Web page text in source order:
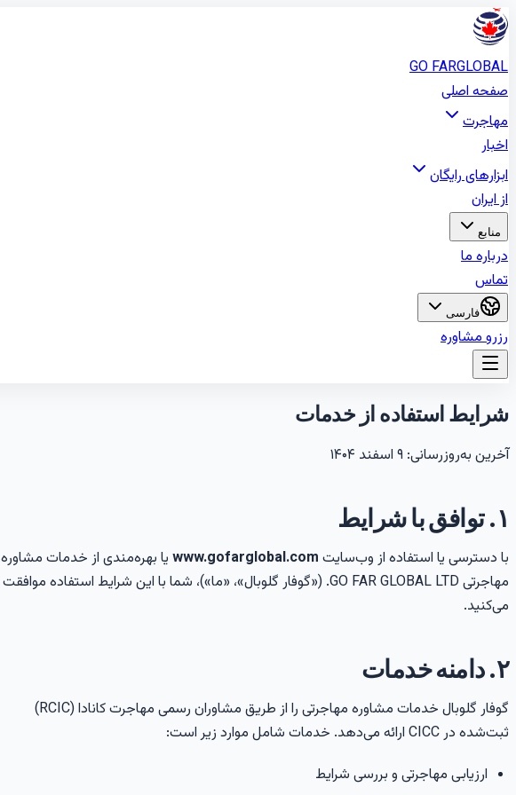
GO FARGLOBAL
صفحه اصلی
مهاجرت
اخبار
ابزارهای رایگان
از ایران
منابع
درباره ما
تماس
فارسی
رزرو مشاوره
شرایط استفاده از خدمات
آخرین به‌روزرسانی: ۹ اسفند ۱۴۰۴
۱. توافق با شرایط
با دسترسی یا استفاده از وب‌سایت www.gofarglobal.com یا بهره‌مندی از خدمات مشاوره
مهاجرتی GO FAR GLOBAL LTD. («گوفار گلوبال»، «ما»)، شما با این شرایط استفاده موافقت
می‌کنید.
۲. دامنه خدمات
گوفار گلوبال خدمات مشاوره مهاجرتی را از طریق مشاوران رسمی مهاجرت کانادا (RCIC)
ثبت‌شده در CICC ارائه می‌دهد. خدمات شامل موارد زیر است:
ارزیابی مهاجرتی و بررسی شرایط